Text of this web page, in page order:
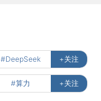
#DeepSeek +关注
#算力 +关注